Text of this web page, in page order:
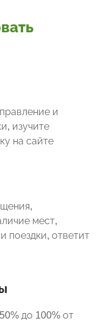
и
изучите
на сайте
мест,
поездки, ответит
до 100% от